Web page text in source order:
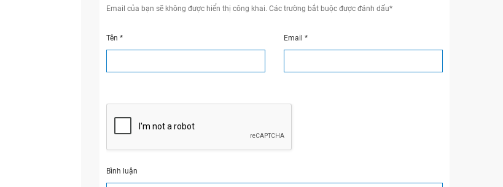
Email của bạn sẽ không được hiển thị công khai. Các trường bắt buộc được đánh dấu*
Tên* Email *
Bình luận